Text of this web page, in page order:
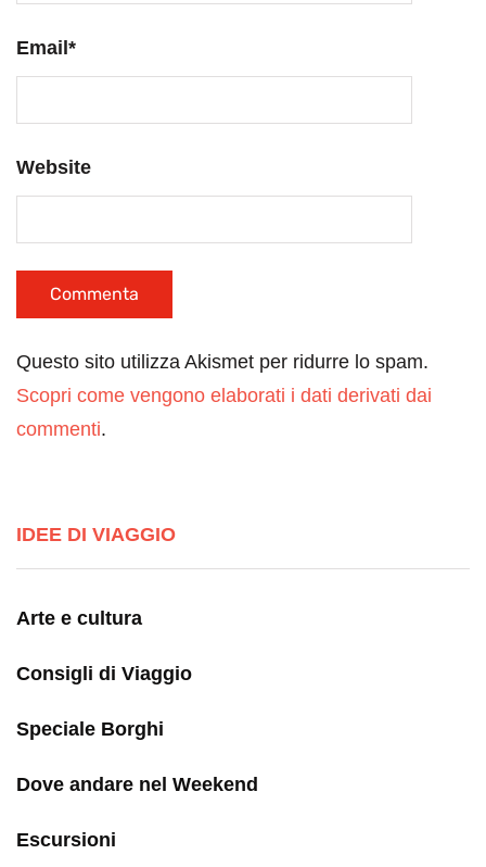
Email *
Website
Questo sito utilizza Akismet per ridurre lo spam.
Scopri come vengono elaborati i dati derivati dai
commenti.
IDEE DI VIAGGIO
Arte e cultura
Consigli di Viaggio
Speciale Borghi
Dove andare nel Weekend
Escursioni